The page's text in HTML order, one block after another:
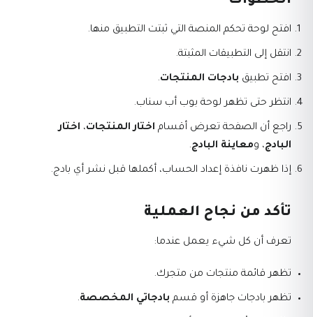
افتح لوحة تحكم المنصة التي ثبتت التطبيق منها.
انتقل إلى التطبيقات المثبتة.
افتح تطبيق بادجات المنتجات.
انتظر حتى تظهر لوحة بوب أب سناب.
راجع أن الصفحة تعرض أقسام اختار المنتجات، اختار
البادج، ومعاينة البادج.
إذا ظهرت نافذة إعداد الحساب، أكملها قبل نشر أي بادج.
تأكد من نجاح العملية
تعرف أن كل شيء يعمل عندما:
تظهر قائمة منتجات من متجرك.
تظهر بادجات جاهزة أو قسم بادجاتي المخصصة.